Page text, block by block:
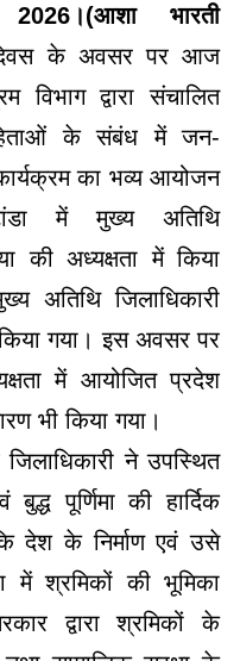
भारती
दिवस के अवसर पर आज
द्वारा संचालित
के संबंध में जन-
का भव्य आयोजन
टांडा में मुख्य अतिथि
की अध्यक्षता में किया
अतिथि जिलाधिकारी
किया गया। इस अवसर पर
में आयोजित प्रदेश
भी किया गया।
ने उपस्थित
पूर्णिमा की हार्दिक
देश के निर्माण एवं उसे
में श्रमिकों की भूमिका
द्वारा श्रमिकों के